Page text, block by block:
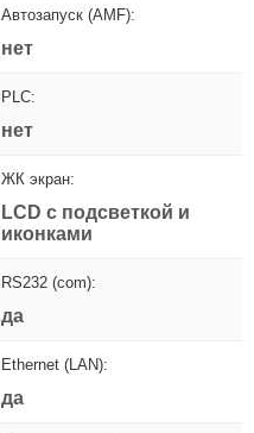
Автозапуск (AMF):
нет
PLC:
нет
ЖК экран:
LCD с подсветкой и
иконками
RS232 (com):
да
Ethernet (LAN):
да